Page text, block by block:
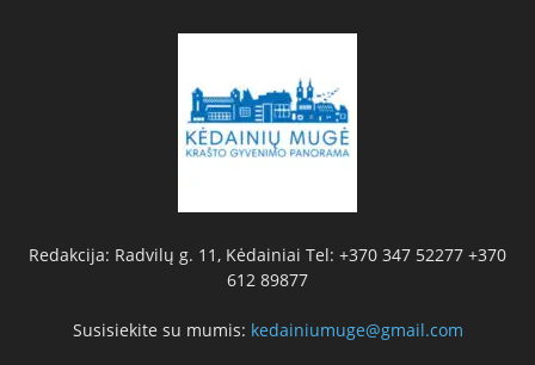
Redakcija: Radvilų g. 11, Kėdainiai Tel: +370 347 52277 +370
612 89877
Susisiekite su mumis: kedainiumuge@gmail.com